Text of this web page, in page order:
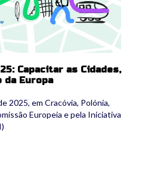
Capacitar as Cidades,
da Europa
2025, em Cracóvia, Polónia,
Europeia e pela Iniciativa